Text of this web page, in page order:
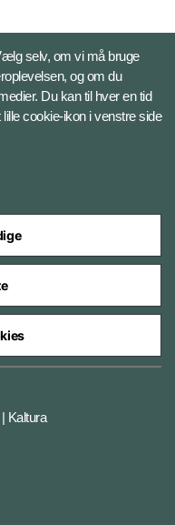
Forsvarsministeriet
selv, om vi må bruge
og om du
Du kan til hver en tid
cookie-ikon i venstre side
Kaltura